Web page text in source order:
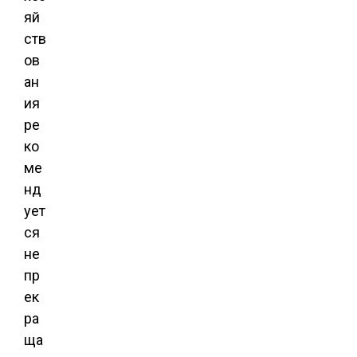
яй
ств
ов
ан
ия
ре
ко
ме
нд
ует
ся
не
пр
ек
ра
ща